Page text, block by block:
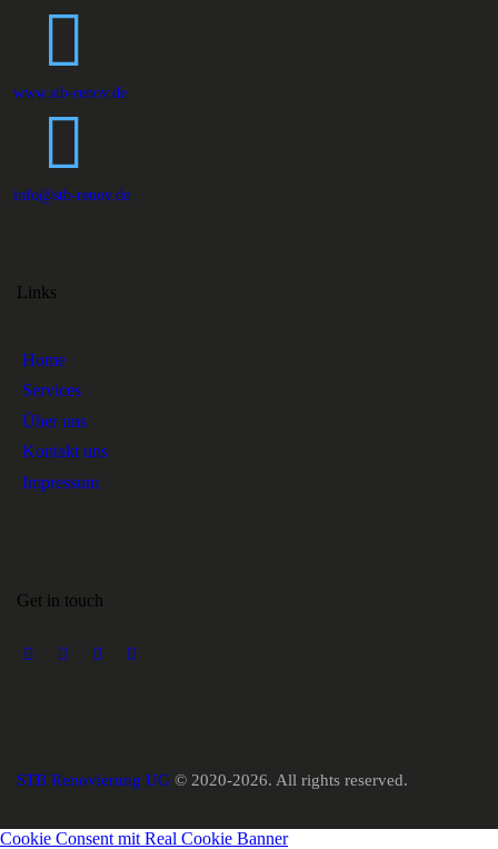
www.stb-renov.de
info@stb-renov.de
Links
Home
Services
Über uns
Kontakt uns
Impressum
Get in touch
STB Renovierung UG © 2020-2026. All rights reserved.
Cookie Consent mit Real Cookie Banner